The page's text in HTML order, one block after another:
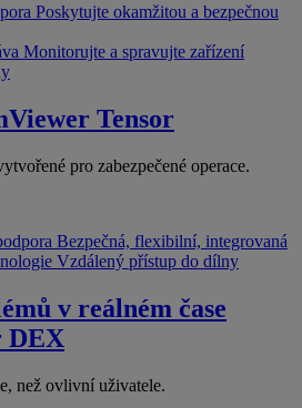
Poskytujte okamžitou a bezpečnou
Monitorujte a spravujte zařízení
Tensor
pro zabezpečené operace.
Bezpečná, flexibilní, integrovaná
Vzdálený přístup do dílny
v reálném čase
DEX
než ovlivní uživatele.